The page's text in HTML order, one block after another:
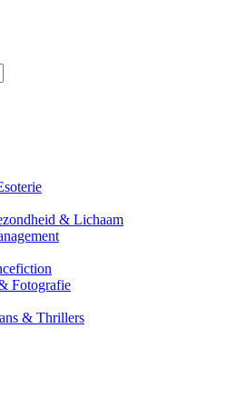
& Lichaam
Fotografie
& Thrillers